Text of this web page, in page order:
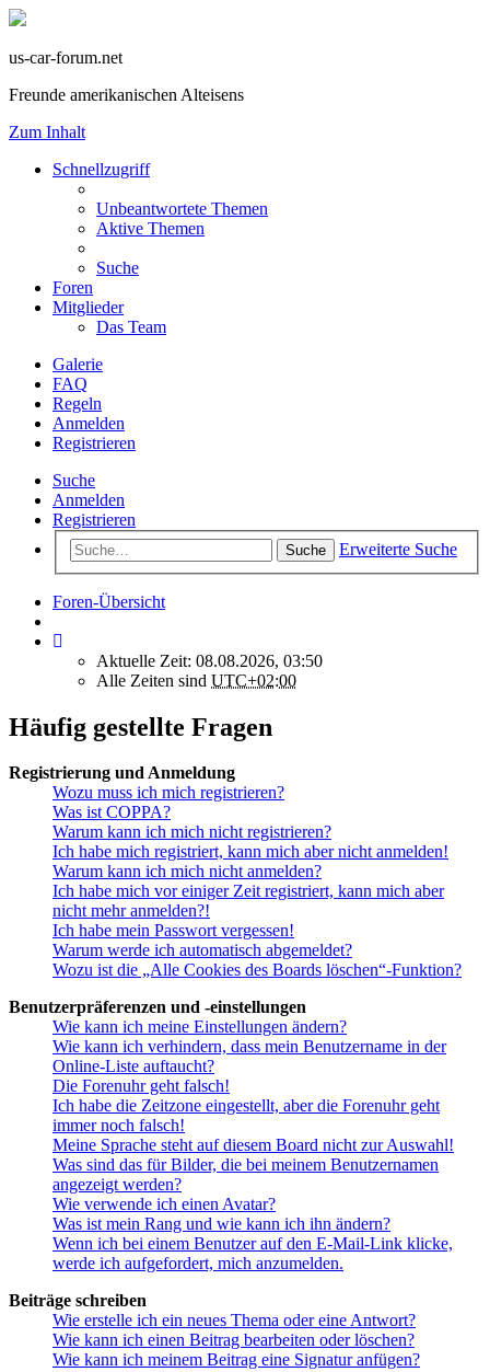
us-car-forum.net
Freunde amerikanischen Alteisens
Zum Inhalt
Schnellzugriff
Unbeantwortete Themen
Aktive Themen
Suche
Foren
Mitglieder
Das Team
Galerie
FAQ
Regeln
Anmelden
Registrieren
Suche
Anmelden
Registrieren
Suche Erweiterte Suche
Foren-Übersicht
Aktuelle Zeit: 08.08.2026, 03:50
Alle Zeiten sind UTC+02:00
Häufig gestellte Fragen
Registrierung und Anmeldung
Wozu muss ich mich registrieren?
Was ist COPPA?
Warum kann ich mich nicht registrieren?
Ich habe mich registriert, kann mich aber nicht anmelden!
Warum kann ich mich nicht anmelden?
Ich habe mich vor einiger Zeit registriert, kann mich aber
nicht mehr anmelden?!
Ich habe mein Passwort vergessen!
Warum werde ich automatisch abgemeldet?
Wozu ist die „Alle Cookies des Boards löschen“-Funktion?
Benutzerpräferenzen und -einstellungen
Wie kann ich meine Einstellungen ändern?
Wie kann ich verhindern, dass mein Benutzername in der
Online-Liste auftaucht?
Die Forenuhr geht falsch!
Ich habe die Zeitzone eingestellt, aber die Forenuhr geht
immer noch falsch!
Meine Sprache steht auf diesem Board nicht zur Auswahl!
Was sind das für Bilder, die bei meinem Benutzernamen
angezeigt werden?
Wie verwende ich einen Avatar?
Was ist mein Rang und wie kann ich ihn ändern?
Wenn ich bei einem Benutzer auf den E-Mail-Link klicke,
werde ich aufgefordert, mich anzumelden.
Beiträge schreiben
Wie erstelle ich ein neues Thema oder eine Antwort?
Wie kann ich einen Beitrag bearbeiten oder löschen?
Wie kann ich meinem Beitrag eine Signatur anfügen?